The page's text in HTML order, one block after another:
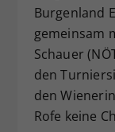
Burgenland
gemeinsam
Schauer
den
den
Rofe keine